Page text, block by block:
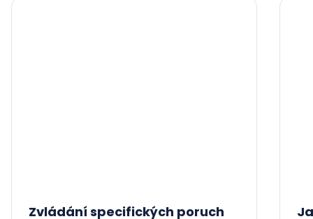
Zvládání specifických poruch